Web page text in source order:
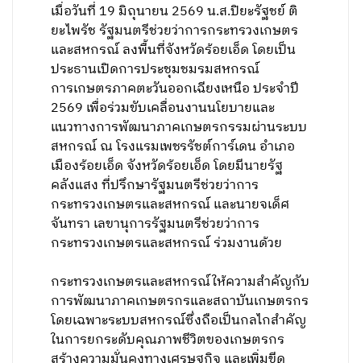
เมื่อวันที่ 19 มิถุนายน 2569 น.ส.ปิยะรัฐชย์ ติ
ยะไพรัช รัฐมนตรีช่วยว่าการกระทรวงเกษตร
และสหกรณ์ ลงพื้นที่จังหวัดร้อยเอ็ด โดยเป็น
ประธานเปิดการประชุมชมรมสหกรณ์
การเกษตรภาคตะวันออกเฉียงเหนือ ประจำปี
2569 เพื่อร่วมขับเคลื่อนงานนโยบายและ
แนวทางการพัฒนาภาคเกษตรกรรมผ่านระบบ
สหกรณ์ ณ โรงแรมเพชรรัชต์การ์เดน อำเภอ
เมืองร้อยเอ็ด จังหวัดร้อยเอ็ด โดยมีนายรัฐ
คลังแสง ที่ปรึกษารัฐมนตรีช่วยว่าการ
กระทรวงเกษตรและสหกรณ์ และนายจเด็ศ
จันทรา เลขานุการรัฐมนตรีช่วยว่าการ
กระทรวงเกษตรและสหกรณ์ ร่วมงานด้วย
กระทรวงเกษตรและสหกรณ์ให้ความสำคัญกับ
การพัฒนาภาคเกษตรกรและสถาบันเกษตรกร
โดยเฉพาะระบบสหกรณ์ซึ่งถือเป็นกลไกสำคัญ
ในการยกระดับคุณภาพชีวิตของเกษตรกร